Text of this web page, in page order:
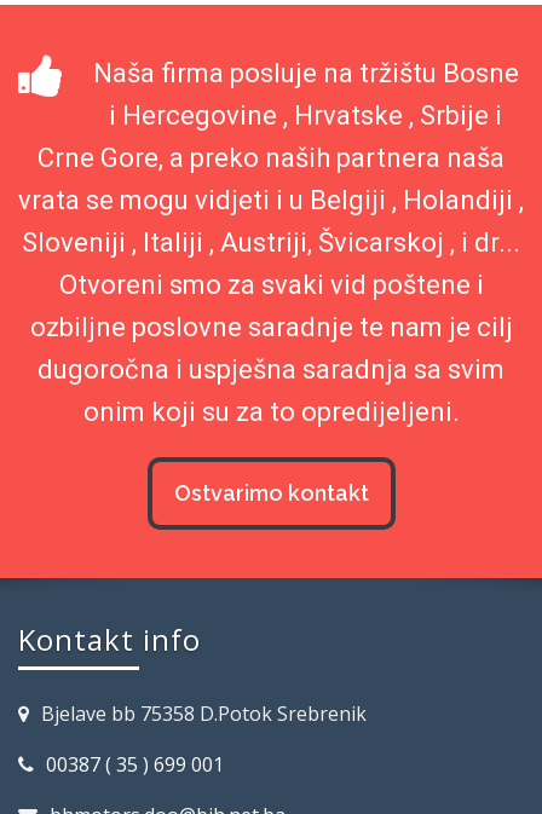
Naša firma posluje na tržištu Bosne
i Hercegovine , Hrvatske , Srbije i
Crne Gore, a preko naših partnera naša
vrata se mogu vidjeti i u Belgiji , Holandiji ,
Sloveniji , Italiji , Austriji, Švicarskoj , i dr...
Otvoreni smo za svaki vid poštene i
ozbiljne poslovne saradnje te nam je cilj
dugoročna i uspješna saradnja sa svim
onim koji su za to opredijeljeni.
Ostvarimo kontakt
Kontakt info
Bjelave bb 75358 D.Potok Srebrenik
00387 ( 35 ) 699 001